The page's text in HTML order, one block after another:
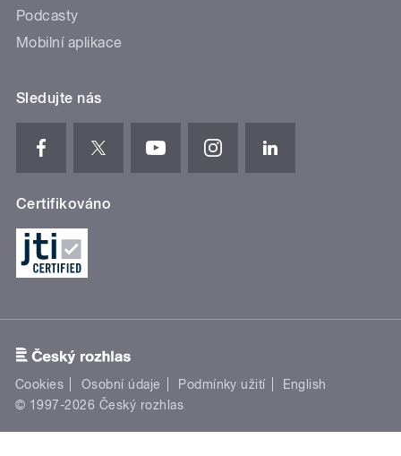
Podcasty
Mobilní aplikace
Sledujte nás
Certifikováno
Cookies Osobní údaje Podmínky užití
English
© 1997-2026 Český rozhlas